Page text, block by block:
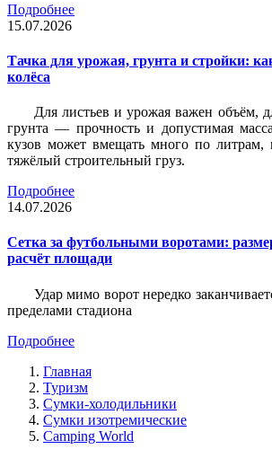
Подробнее
15.07.2026
Тачка для урожая, грунта и стройки:
колёса
Для листьев и урожая важен объём,
грунта — прочность и допустимая
кузов может вмещать много по литрам,
тяжёлый строительный груз.
Подробнее
14.07.2026
Сетка за футбольными воротами:
расчёт площади
Удар мимо ворот нередко
пределами стадиона
Подробнее
Главная
Туризм
Сумки-холодильники
Сумки изотремические
Camping World